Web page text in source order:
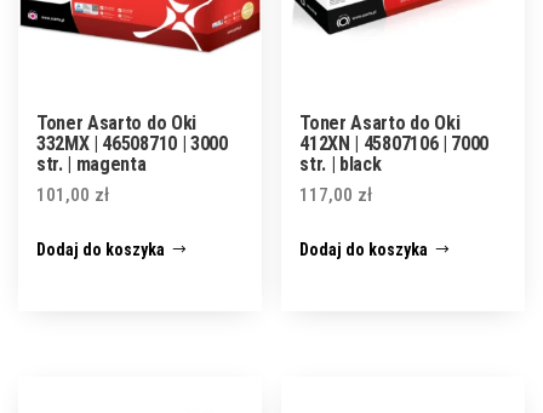
Toner Asarto do Oki
332MX | 46508710 | 3000
str. | magenta
101,00 zł
Dodaj do koszyka
Toner Asarto do Oki
412XN | 45807106 | 7000
str. | black
117,00 zł
Dodaj do koszyka